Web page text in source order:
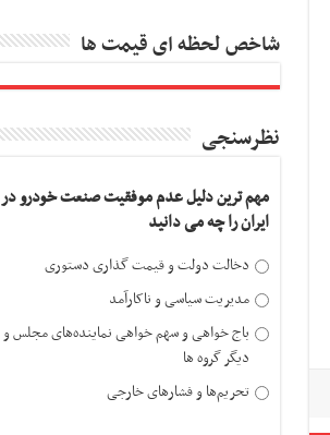
شاخص لحظه ای قیمت ها
نظرسنجی
مهم ترین دلیل عدم موفقیت صنعت خودرو در
ایران را چه می دانید
دخالت دولت و قیمت گذاری دستوری
مدیریت سیاسی و ناکارآمد
باج خواهی و سهم خواهی نماینده‌های مجلس و
دیگر گروه ها
تحریم‌ها و فشارهای خارجی